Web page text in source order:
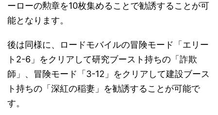
ーローの勲章を10枚集めることで勧誘することが可
能となります。
後は同様に、ロードモバイルの冒険モード「エリー
ト2-6」をクリアして研究ブースト持ちの「詐欺
師」、冒険モード「3-12」をクリアして建設ブース
ト持ちの「深紅の稲妻」を勧誘することが可能で
す。